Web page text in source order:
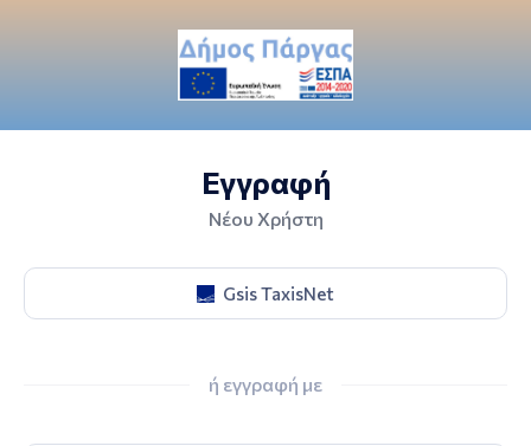
Εγγραφή
Νέου Χρήστη
Gsis TaxisNet
ή εγγραφή με